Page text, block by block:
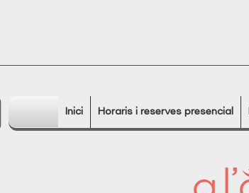
Inici Horaris i reserves presencial